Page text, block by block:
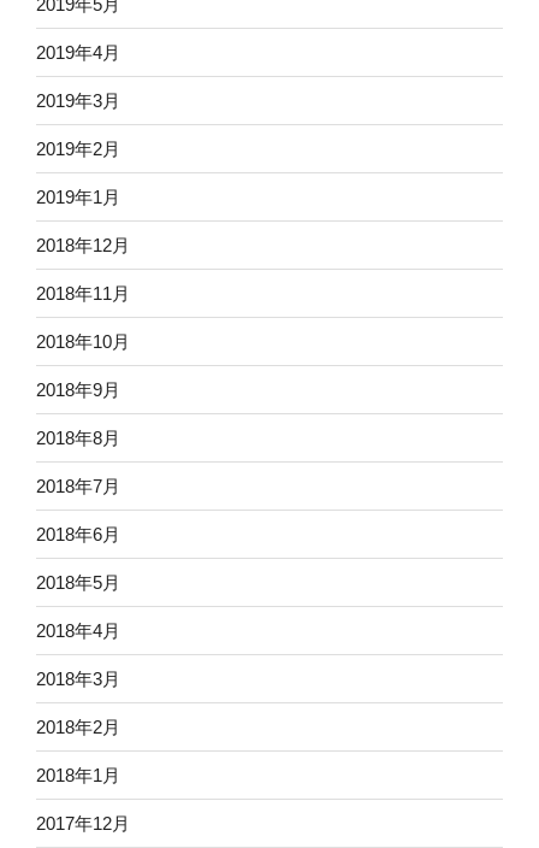
2019年4月
2019年3月
2019年2月
2019年1月
2018年12月
2018年11月
2018年10月
2018年9月
2018年8月
2018年7月
2018年6月
2018年5月
2018年4月
2018年3月
2018年2月
2018年1月
2017年12月